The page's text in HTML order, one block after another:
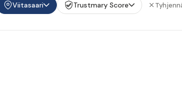
Viitasaari Trustmary Score